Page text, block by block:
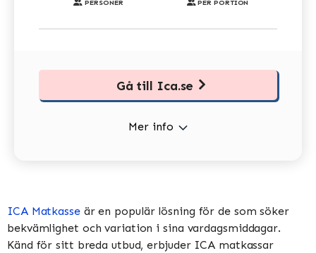
PERSONER PER PORTION
Mer info
Gå till Ica.se
ICA Matkasseär en populär lösning för de som söker
bekvämlighet och variation i sina vardagsmiddagar.
Känd för sitt breda utbud, erbjuder ICA matkassar